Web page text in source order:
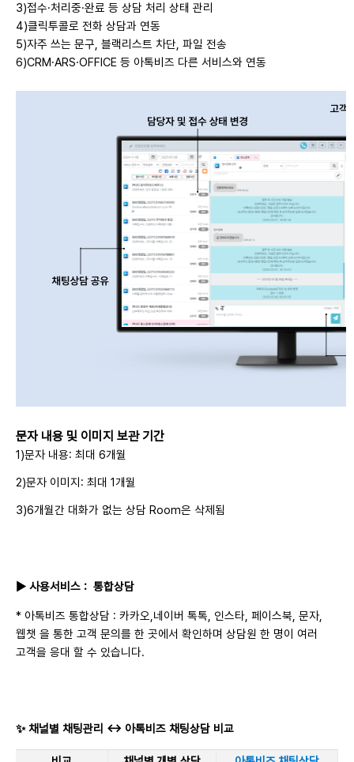
3)접수·처리중·완료 등 상담 처리 상태 관리
4)클릭투콜로 전화 상담과 연동
5)자주 쓰는 문구, 블랙리스트 차단, 파일 전송
6)CRM·ARS·OFFICE 등 아톡비즈 다른 서비스와 연동
문자 내용 및 이미지 보관 기간
1)문자 내용: 최대 6개월
2)문자 이미지: 최대 1개월
3)6개월간 대화가 없는 상담 Room은 삭제됨
▶ 사용서비스 : 통합상담
* 아톡비즈 통합상담 : 카카오,네이버 톡톡, 인스타, 페이스북, 문자,
웹챗 을 통한 고객 문의를 한 곳에서 확인하며 상담원 한 명이 여러
고객을 응대 할 수 있습니다.
✨ 채널별 채팅관리 ↔ 아톡비즈 채팅상담 비교